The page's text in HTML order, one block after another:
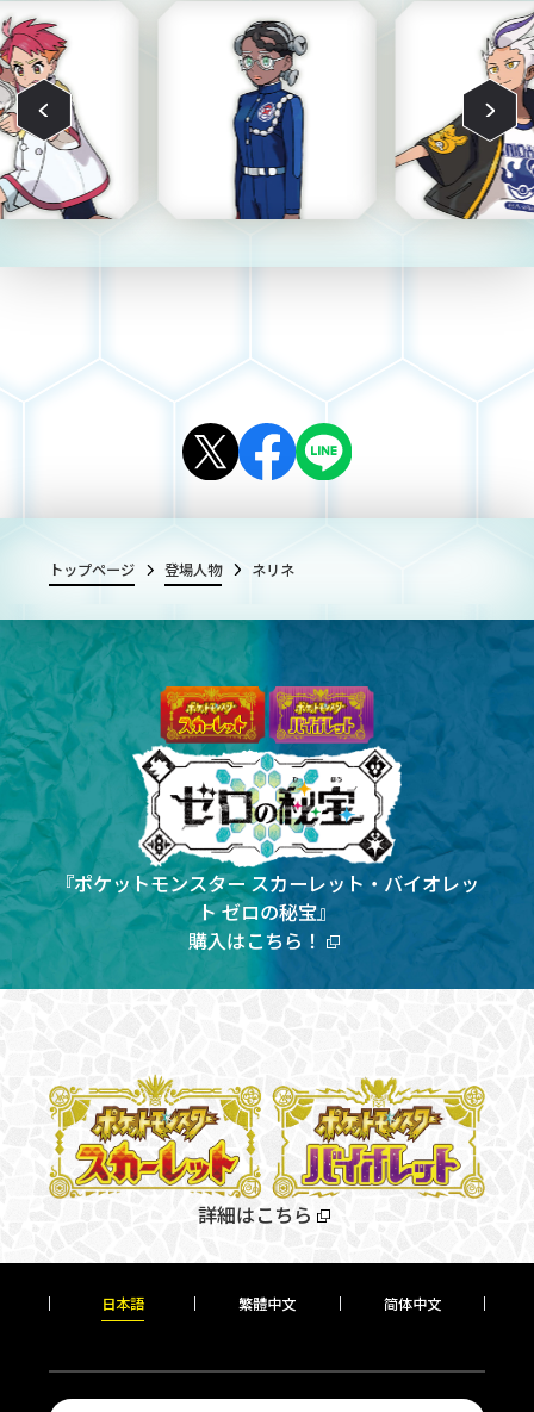
トップページ 登場人物 ネリネ
『ポケットモンスター スカーレット・バイオレッ
ト ゼロの秘宝』
購入はこちら！
詳細はこちら
日本語 繁體中文 简体中文